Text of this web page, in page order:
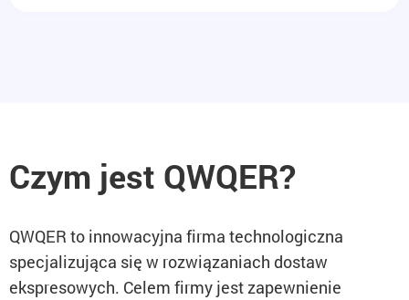
Czym jest QWQER?
QWQER to innowacyjna firma technologiczna
specjalizująca się w rozwiązaniach dostaw
ekspresowych. Celem firmy jest zapewnienie